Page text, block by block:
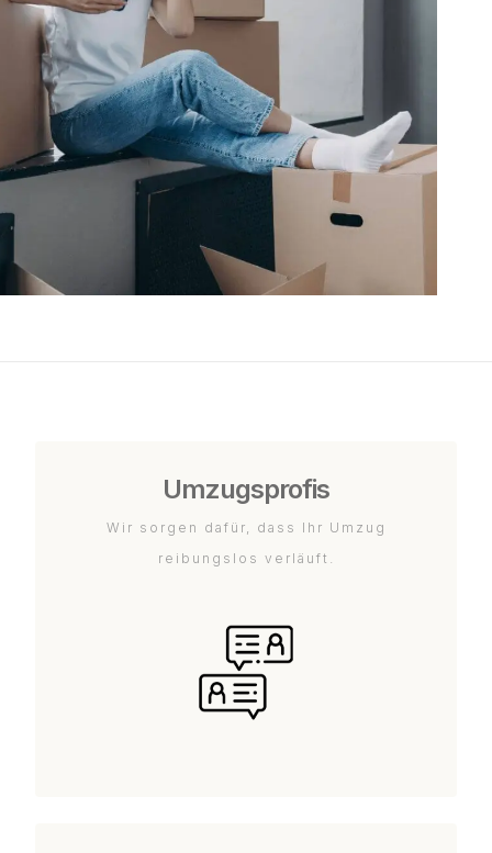
Umzugsprofis
Wir sorgen dafür, dass Ihr Umzug
reibungslos verläuft.